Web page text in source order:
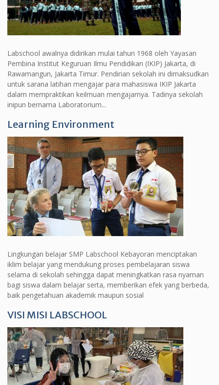
Labschool awalnya didirikan mulai tahun 1968 oleh Yayasan
Pembina Institut Keguruan Ilmu Pendidikan (IKIP) Jakarta, di
Rawamangun, Jakarta Timur. Pendirian sekolah ini dimaksudkan
untuk sarana latihan mengajar para mahasiswa IKIP Jakarta
dalam mempraktikan keilmuan mengajarnya. Tadinya sekolah
inipun bernama Laboratorium...
Learning Environment
Lingkungan belajar SMP Labschool Kebayoran menciptakan
iklim belajar yang mendukung proses pembelajaran siswa
selama di sekolah sehingga dapat meningkatkan rasa nyaman
bagi siswa dalam belajar serta, memberikan efek yang berbeda,
baik pengetahuan akademik maupun sosial
VISI MISI LABSCHOOL